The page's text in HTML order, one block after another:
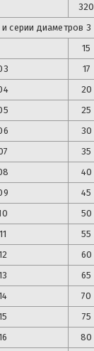
320
серии диаметров 3
15
17
20
25
30
35
40
45
50
55
60
65
70
75
80